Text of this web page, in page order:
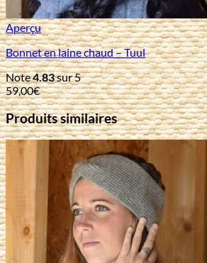
Aperçu
Bonnet en laine chaud – Tuul
Note4.83sur 5
59,00€
Produits similaires